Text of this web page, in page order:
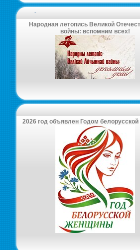
-
Народная летопись Великой
войны: вспомним всех!
2026 год объявлен Годом